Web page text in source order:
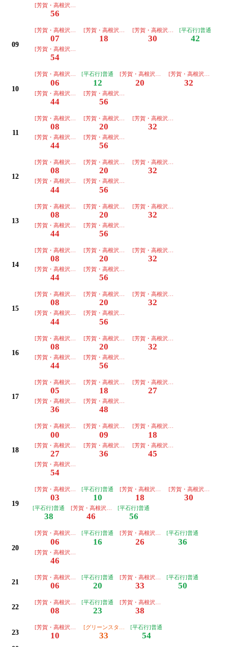
[芳賀・高根沢工業団地行]普通
56
09
[芳賀・高根沢工業団地行]普通
07
[芳賀・高根沢工業団地行]普通
18
[芳賀・高根沢工業団地行]普通
30
[平石行]普通
42
[芳賀・高根沢工業団地行]普通
54
10
[芳賀・高根沢工業団地行]普通
06
[平石行]普通
12
[芳賀・高根沢工業団地行]普通
20
[芳賀・高根沢工業団地
32
[芳賀・高根沢工業団地行]普通
44
[芳賀・高根沢工業団地行]普通
56
11
[芳賀・高根沢工業団地行]普通
08
[芳賀・高根沢工業団地行]普通
20
[芳賀・高根沢工業団地行]普通
32
[芳賀・高根沢工業団地行]普通
44
[芳賀・高根沢工業団地行]普通
56
12
[芳賀・高根沢工業団地行]普通
08
[芳賀・高根沢工業団地行]普通
20
[芳賀・高根沢工業団地行]普通
32
[芳賀・高根沢工業団地行]普通
44
[芳賀・高根沢工業団地行]普通
56
13
[芳賀・高根沢工業団地行]普通
08
[芳賀・高根沢工業団地行]普通
20
[芳賀・高根沢工業団地行]普通
32
[芳賀・高根沢工業団地行]普通
44
[芳賀・高根沢工業団地行]普通
56
14
[芳賀・高根沢工業団地行]普通
08
[芳賀・高根沢工業団地行]普通
20
[芳賀・高根沢工業団地行]普通
32
[芳賀・高根沢工業団地行]普通
44
[芳賀・高根沢工業団地行]普通
56
15
[芳賀・高根沢工業団地行]普通
08
[芳賀・高根沢工業団地行]普通
20
[芳賀・高根沢工業団地行]普通
32
[芳賀・高根沢工業団地行]普通
44
[芳賀・高根沢工業団地行]普通
56
16
[芳賀・高根沢工業団地行]普通
08
[芳賀・高根沢工業団地行]普通
20
[芳賀・高根沢工業団地行]普通
32
[芳賀・高根沢工業団地行]普通
44
[芳賀・高根沢工業団地行]普通
56
17
[芳賀・高根沢工業団地行]普通
05
[芳賀・高根沢工業団地行]普通
18
[芳賀・高根沢工業団地行]普通
27
[芳賀・高根沢工業団地行]普通
36
[芳賀・高根沢工業団地行]普通
48
18
[芳賀・高根沢工業団地行]普通
00
[芳賀・高根沢工業団地行]普通
09
[芳賀・高根沢工業団地行]普通
18
[芳賀・高根沢工業団地行]普通
27
[芳賀・高根沢工業団地行]普通
36
[芳賀・高根沢工業団地行]普通
45
[芳賀・高根沢工業団地行]普通
54
19
[芳賀・高根沢工業団地行]普通
03
[平石行]普通
10
[芳賀・高根沢工業団地行]普通
18
[芳賀・高根沢工業団地
30
[平石行]普通
38
[芳賀・高根沢工業団地行]普通
46
[平石行]普通
56
20
[芳賀・高根沢工業団地行]普通
06
[平石行]普通
16
[芳賀・高根沢工業団地行]普通
26
[平石行]普通
36
[芳賀・高根沢工業団地行]普通
46
21
[芳賀・高根沢工業団地行]普通
06
[平石行]普通
20
[芳賀・高根沢工業団地行]普通
33
[平石行]普通
50
22
[芳賀・高根沢工業団地行]普通
08
[平石行]普通
23
[芳賀・高根沢工業団地行]普通
38
23
[芳賀・高根沢工業団地行]普通
10
[グリーンスタジアム前行]普通
33
[平石行]普通
54